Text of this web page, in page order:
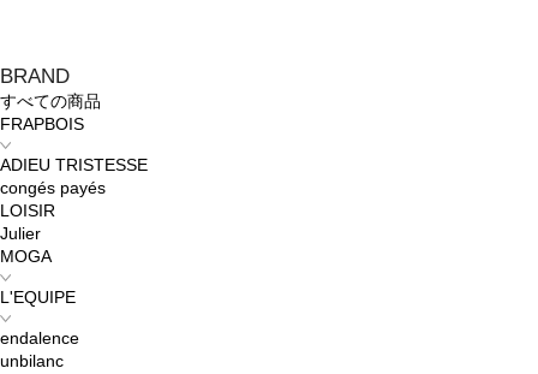
BRAND
すべての商品
FRAPBOIS
ADIEU TRISTESSE
congés payés
LOISIR
Julier
MOGA
L'EQUIPE
endalence
unbilanc